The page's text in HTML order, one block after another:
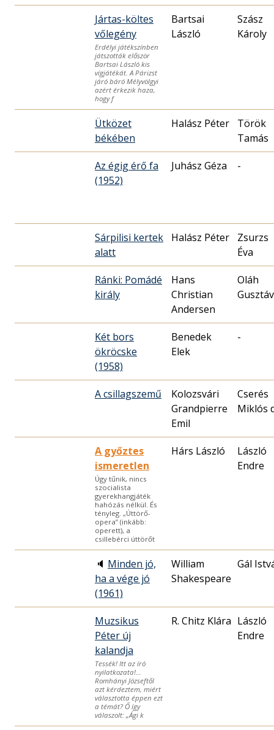
Jártas-költes
vőlegény
Erdélyi játékszínben
játszották először
Bartsai László kis
vígjátékát. A Párizst
járó báró Mélyvölgyi
azért érkezik haza,
hogy f
Bartsai
László
Szász
Károly
Ütközet
békében
Halász Péter
Török
Tamás
Az égig érő fa
(1952)
Juhász Géza -
Sárpilisi kertek
alatt
Halász Péter
Zsurzs
Éva
Ránki: Pomádé
király
Hans
Christian
Andersen
Oláh
Gusztáv
Két bors
ökröcske
(1958)
Benedek
Elek
-
A csillagszemű
Kolozsvári
Grandpierre
Emil
Cserés
Miklós
A győztes
ismeretlen
Úgy tűnik, nincs
szocialista
gyerekhangjáték
hahózás nélkül. És
tényleg. „Úttörő-
opera” (inkább:
operett), a
csillebérci úttörőt
Hárs László
László
Endre
🔈 Minden jó,
ha a vége jó
(1961)
William
Shakespeare
Gál
Muzsikus
Péter új
kalandja
Tessék! Itt az író
nyilatkozata!…
Romhányi Józseftől
azt kérdeztem, miért
választotta éppen ezt
a témát? Ő így
válaszolt: „Ági k
R. Chitz Klára László
Endre